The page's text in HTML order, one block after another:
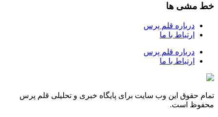
خط مشی ها
درباره قلم پرس
ارتباط با ما
درباره قلم پرس
ارتباط با ما
تمام حقوق این وب سایت برای پایگاه خبری و تحلیلی قلم پرس
محفوظ است.